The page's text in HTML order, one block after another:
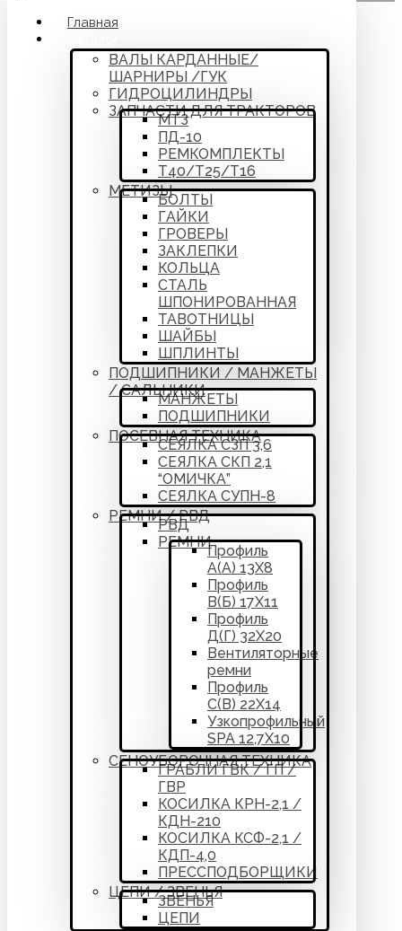
Главная
ВАЛЫ КАРДАННЫЕ/
ШАРНИРЫ /ГУК
ГИДРОЦИЛИНДРЫ
ЗАПЧАСТИ ДЛЯ ТРАКТОРОВ
МТЗ
ПД-10
РЕМКОМПЛЕКТЫ
Т40/Т25/Т16
МЕТИЗЫ
БОЛТЫ
ГАЙКИ
ГРОВЕРЫ
ЗАКЛЕПКИ
КОЛЬЦА
СТАЛЬ
ШПОНИРОВАННАЯ
ТАВОТНИЦЫ
ШАЙБЫ
ШПЛИНТЫ
ПОДШИПНИКИ / МАНЖЕТЫ
/ САЛЬНИКИ
МАНЖЕТЫ
ПОДШИПНИКИ
ПОСЕВНАЯ ТЕХНИКА
СЕЯЛКА СЗП 3,6
СЕЯЛКА СКП 2,1
“ОМИЧКА”
СЕЯЛКА СУПН-8
РЕМНИ / РВД
РВД
РЕМНИ
Профиль
А(А) 13Х8
Профиль
В(Б) 17Х11
Профиль
Д(Г) 32Х20
Вентиляторные
ремни
Профиль
С(В) 22Х14
Узкопрофильный
SPA 12,7Х10
СЕНОУБОРОЧНАЯ ТЕХНИКА
ГРАБЛИ ГВК / ГП /
ГВР
КОСИЛКА КРН-2,1 /
КДН-210
КОСИЛКА КСФ-2,1 /
КДП-4,0
ПРЕССПОДБОРЩИКИ
ЦЕПИ / ЗВЕНЬЯ
ЗВЕНЬЯ
ЦЕПИ